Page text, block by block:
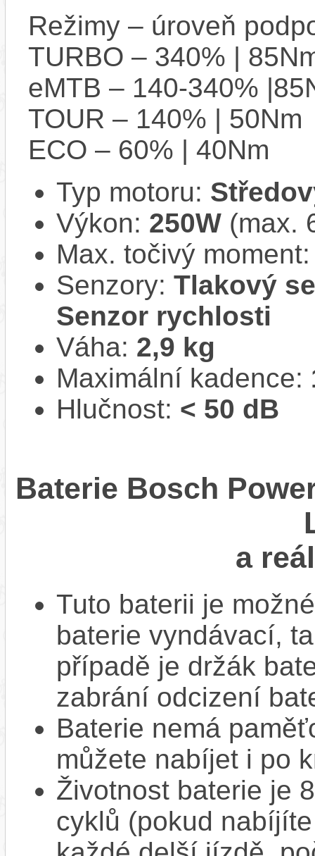
Režimy – úroveň
TURBO – 340% |
eMTB – 140-340%
TOUR – 140% | 50Nm
ECO – 60% | 40Nm
Typ motoru:
Výkon: 250W (max.
Max. točivý
Senzory: Tlakový
Senzor rychlosti
Váha: 2,9 kg
Maximální kadence:
Hlučnost: < 50 dB
Baterie Bosch
a
Tuto baterii je
baterie vyndávací,
případě je držák
zabrání odcizení
Baterie nemá
můžete nabíjet i po
Životnost baterie je
cyklů (pokud